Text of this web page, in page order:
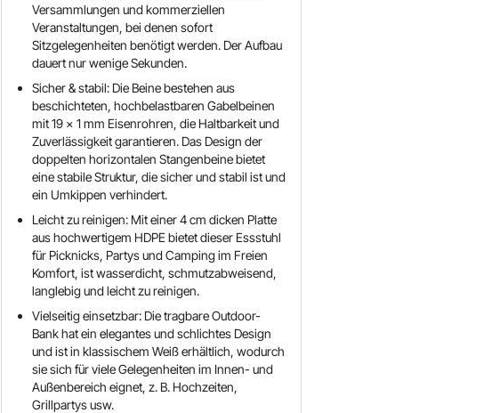
Versammlungen und kommerziellen
Veranstaltungen, bei denen sofort
Sitzgelegenheiten benötigt werden. Der Aufbau
dauert nur wenige Sekunden.
Sicher & stabil: Die Beine bestehen aus
beschichteten, hochbelastbaren Gabelbeinen
mit 19 x 1 mm Eisenrohren, die Haltbarkeit und
Zuverlässigkeit garantieren. Das Design der
doppelten horizontalen Stangenbeine bietet
eine stabile Struktur, die sicher und stabil ist und
ein Umkippen verhindert.
Leicht zu reinigen: Mit einer 4 cm dicken Platte
aus hochwertigem HDPE bietet dieser Essstuhl
für Picknicks, Partys und Camping im Freien
Komfort, ist wasserdicht, schmutzabweisend,
langlebig und leicht zu reinigen.
Vielseitig einsetzbar: Die tragbare Outdoor-
Bank hat ein elegantes und schlichtes Design
und ist in klassischem Weiß erhältlich, wodurch
sie sich für viele Gelegenheiten im Innen- und
Außenbereich eignet, z. B. Hochzeiten,
Grillpartys usw.